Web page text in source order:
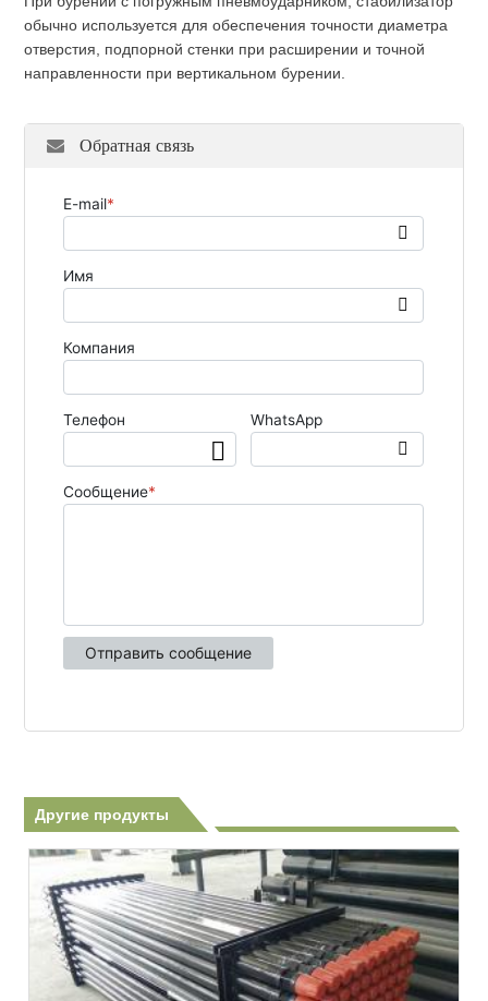
обычно используется для обеспечения точности диаметра
отверстия, подпорной стенки при расширении и точной
направленности при вертикальном бурении.
Обратная связь
Другие продукты